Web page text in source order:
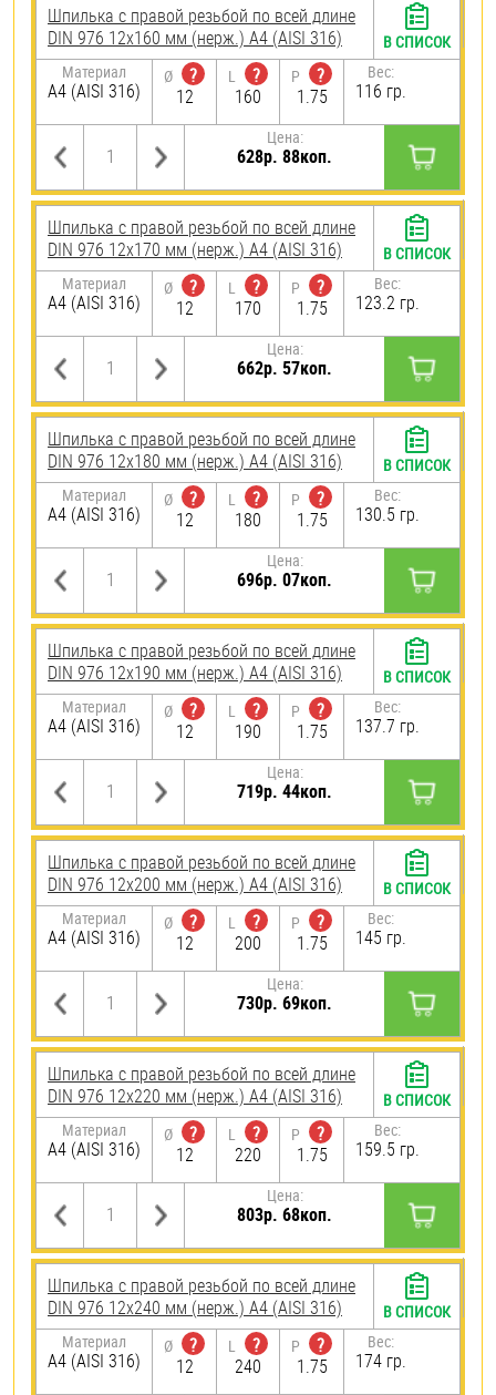
Шпилька с правой резьбой по всей длине
DIN 976 12х160 мм (нерж.) A4 (AISI 316)
Материал
A4 (AISI 316)
Ø
?
12
L
?
160
P
?
1.75
Вес:
116 гр.
Цена:
628р. 88коп.
В СПИСОК
Шпилька с правой резьбой по всей длине
DIN 976 12х170 мм (нерж.) A4 (AISI 316)
Материал
A4 (AISI 316)
Ø
?
12
L
?
170
P
?
1.75
Вес:
123.2 гр.
Цена:
662р. 57коп.
В СПИСОК
Шпилька с правой резьбой по всей длине
DIN 976 12х180 мм (нерж.) A4 (AISI 316)
Материал
A4 (AISI 316)
Ø
?
12
L
?
180
P
?
1.75
Вес:
130.5 гр.
Цена:
696р. 07коп.
В СПИСОК
Шпилька с правой резьбой по всей длине
DIN 976 12х190 мм (нерж.) A4 (AISI 316)
Материал
A4 (AISI 316)
Ø
?
12
L
?
190
P
?
1.75
Вес:
137.7 гр.
Цена:
719р. 44коп.
В СПИСОК
Шпилька с правой резьбой по всей длине
DIN 976 12х200 мм (нерж.) A4 (AISI 316)
Материал
A4 (AISI 316)
Ø
?
12
L
?
200
P
?
1.75
Вес:
145 гр.
Цена:
730р. 69коп.
В СПИСОК
Шпилька с правой резьбой по всей длине
DIN 976 12х220 мм (нерж.) A4 (AISI 316)
Материал
A4 (AISI 316)
Ø
?
12
L
?
220
P
?
1.75
Вес:
159.5 гр.
Цена:
803р. 68коп.
В СПИСОК
Шпилька с правой резьбой по всей длине
DIN 976 12х240 мм (нерж.) A4 (AISI 316)
Материал
A4 (AISI 316)
Ø
?
12
L
?
240
P
?
1.75
Вес:
174 гр.
В СПИСОК